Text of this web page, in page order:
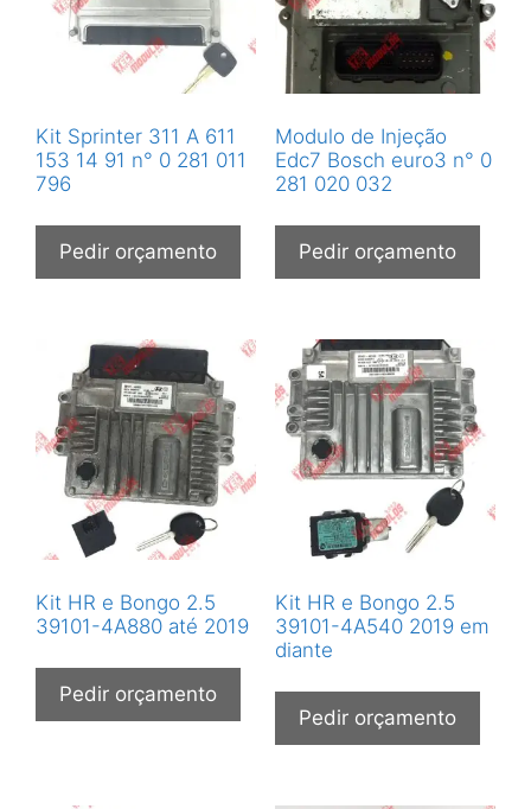
Kit Sprinter 311 A 611
153 14 91 n° 0 281 011
796
Pedir orçamento
Modulo de Injeção
Edc7 Bosch euro3 n° 0
281 020 032
Pedir orçamento
Kit HR e Bongo 2.5
39101-4A880 até 2019
Pedir orçamento
Kit HR e Bongo 2.5
39101-4A540 2019 em
diante
Pedir orçamento